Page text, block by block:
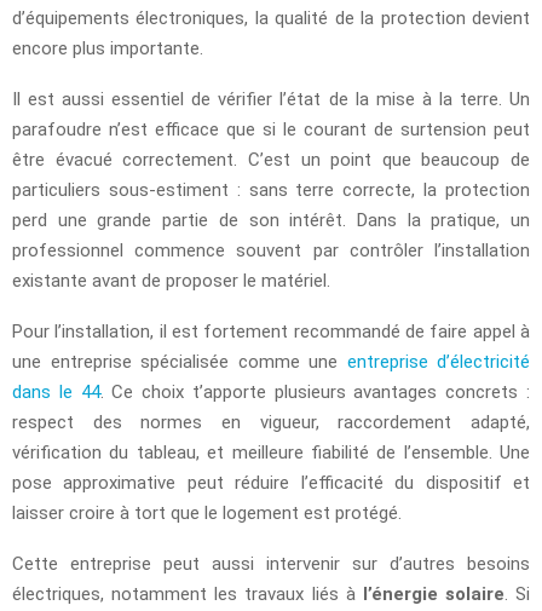
d’équipements électroniques, la qualité de la protection devient
encore plus importante.
Il est aussi essentiel de vérifier l’état de la mise à la terre. Un
parafoudre n’est efficace que si le courant de surtension peut
être évacué correctement. C’est un point que beaucoup de
particuliers sous-estiment : sans terre correcte, la protection
perd une grande partie de son intérêt. Dans la pratique, un
professionnel commence souvent par contrôler l’installation
existante avant de proposer le matériel.
Pour l’installation, il est fortement recommandé de faire appel à
une entreprise spécialisée comme une entreprise d’électricité
dans le 44. Ce choix t’apporte plusieurs avantages concrets :
respect des normes en vigueur, raccordement adapté,
vérification du tableau, et meilleure fiabilité de l’ensemble. Une
pose approximative peut réduire l’efficacité du dispositif et
laisser croire à tort que le logement est protégé.
Cette entreprise peut aussi intervenir sur d’autres besoins
électriques, notamment les travaux liés à l’énergie solaire . Si